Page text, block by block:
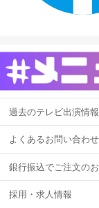
過去のテレビ出演情報
よくあるお問い合わ
銀行振込でご注文の
採用・求人情報